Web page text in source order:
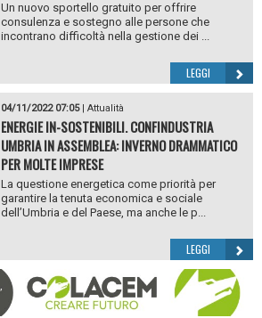
Un nuovo sportello gratuito per offrire
consulenza e sostegno alle persone che
incontrano difficoltà nella gestione dei ...
LEGGI
04/11/2022 07:05| Attualità
ENERGIE IN-SOSTENIBILI. CONFINDUSTRIA
UMBRIA IN ASSEMBLEA: INVERNO DRAMMATICO
PER MOLTE IMPRESE
La questione energetica come priorità per
garantire la tenuta economica e sociale
dell’Umbria e del Paese, ma anche le p...
LEGGI